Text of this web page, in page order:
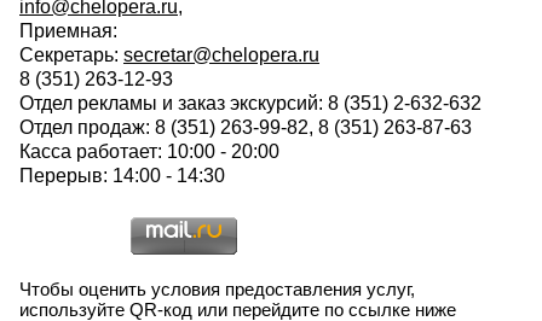
info@chelopera.ru,
Приемная:
Секретарь: secretar@chelopera.ru
8 (351) 263-12-93
Отдел рекламы и заказ экскурсий: 8 (351) 2-632-632
Отдел продаж: 8 (351) 263-99-82, 8 (351) 263-87-63
Касса работает: 10:00 - 20:00
Перерыв: 14:00 - 14:30
Чтобы оценить условия предоставления услуг,
используйте QR-код или перейдите по ссылке ниже